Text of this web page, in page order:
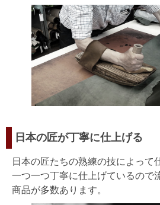
日本の匠が丁寧に仕上げる
日本の匠たちの熟練の技によって
一つ一つ丁寧に仕上げているので
商品が多数あります。